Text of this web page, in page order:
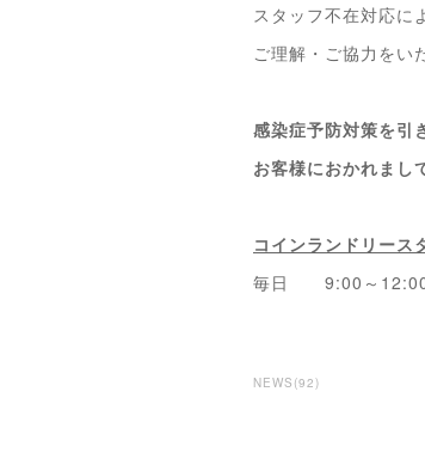
スタッフ不在対応に
ご理解・ご協力をい
感染症予防対策を引
お客様におかれまし
コインランドリース
毎日 9:00～
NEWS (92)